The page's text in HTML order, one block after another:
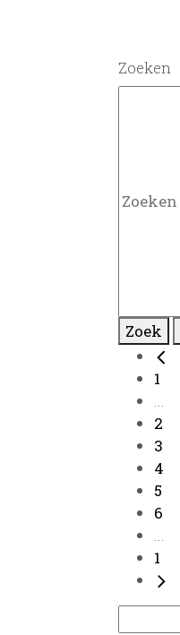
Zoeken
Zoek
1
...
2
3
4
5
6
...
1